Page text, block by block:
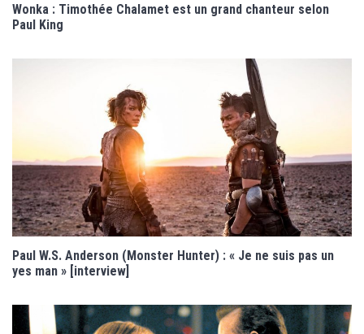
Wonka : Timothée Chalamet est un grand chanteur selon
Paul King
Paul W.S. Anderson (Monster Hunter) : « Je ne suis pas un
yes man » [interview]